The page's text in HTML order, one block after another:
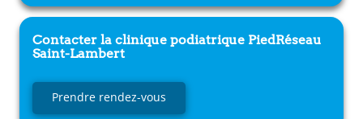
Contacter la clinique podiatrique PiedRéseau
Saint-Lambert
Prendre rendez-vous